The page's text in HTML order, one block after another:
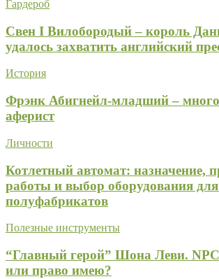
Гардероб
Свен I Вилобородый – король
удалось захватить английский
История
Фрэнк Абигнейл-младший –
аферист
Личности
Котлетный автомат: назначение,
работы и выбор оборудования для
полуфабрикатов
Полезные инструменты
“Главный герой” Шона Леви.
или право имею?